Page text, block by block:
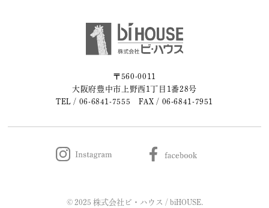
〒560-0011
大阪府豊中市上野西1丁目1番28号
TEL / 06-6841-7555 FAX / 06-6841-7951
© 2025 株式会社ビ・ハウス / biHOUSE.